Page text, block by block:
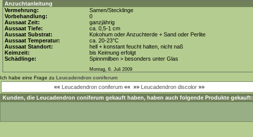
Anzuchtanleitung
Vermehrung:
Samen/Stecklinge
Vorbehandlung:
0
Aussaat Zeit:
ganzjährig
Aussaat Tiefe:
ca. 0,5-1 cm
Aussaat Substrat:
Kokohum oder Anzuchterde + Sand oder Perlite
Aussaat Temperatur:
ca. 20-23°C
Aussaat Standort:
hell + konstant feucht halten, nicht naß
Keimzeit:
bis Keimung erfolgt
Schädlinge:
Spinnmilben > besonders unter Glas
Montag, 6. Juli 2009
Ich habe eine Frage zu Leucadendron coniferum
«« Leucadendron coniferum «« »» Leucadendron discolor »»
Kunden, die Leucadendron coniferum gekauft haben, haben auch folgende Produkte gekauft: